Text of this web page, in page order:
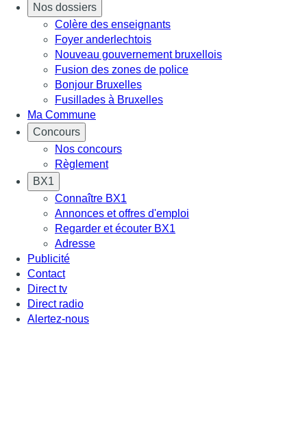
Nos dossiers
Colère des enseignants
Foyer anderlechtois
Nouveau gouvernement bruxellois
Fusion des zones de police
Bonjour Bruxelles
Fusillades à Bruxelles
Ma Commune
Concours
Nos concours
Règlement
BX1
Connaître BX1
Annonces et offres d'emploi
Regarder et écouter BX1
Adresse
Publicité
Contact
Direct tv
Direct radio
Alertez-nous